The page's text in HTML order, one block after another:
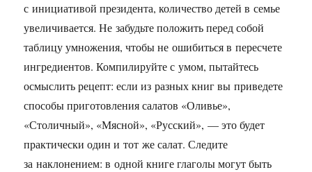
с инициативой президента, количество детей в семье
увеличивается. Не забудьте положить перед собой
таблицу умножения, чтобы не ошибиться в пересчете
ингредиентов. Компилируйте с умом, пытайтесь
осмыслить рецепт: если из разных книг вы приведете
способы приготовления салатов «Оливье»,
«Столичный», «Мясной», «Русский», — это будет
практически один и тот же салат. Следите
за наклонением: в одной книге глаголы могут быть